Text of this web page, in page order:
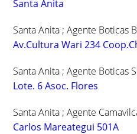
Santa Anita
Santa Anita ; Agente Boticas
Av.Cultura Wari 234
Santa Anita ; Agente Boticas
Lote. 6 Asoc. Flores
Santa Anita ; Agente
Carlos Mareategui 501A